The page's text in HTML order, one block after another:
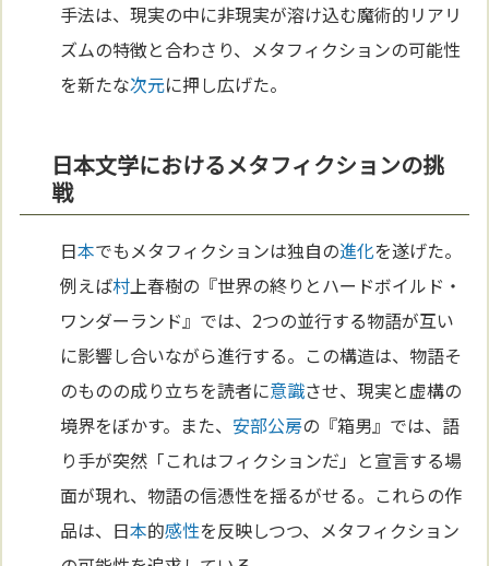
手法は、現実の中に非現実が溶け込む魔術的リアリ
ズムの特徴と合わさり、メタフィクションの可能性
を新たな次元に押し広げた。
日本文学におけるメタフィクションの挑
戦
日本でもメタフィクションは独自の進化を遂げた。
例えば村上春樹の『世界の終りとハードボイルド・
ワンダーランド』では、2つの並行する物語が互い
に影響し合いながら進行する。この構造は、物語そ
のものの成り立ちを読者に意識させ、現実と虚構の
境界をぼかす。また、 安部公房の『箱男』では、語
り手が突然「これはフィクションだ」と宣言する場
面が現れ、物語の信憑性を揺るがせる。これらの作
品は、日本的感性を反映しつつ、メタフィクション